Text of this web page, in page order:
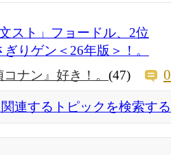
スト」フョードル、2位
りゲン＜26年版＞！。
ナン』好き！。 (47) 0
関連するトピックを検索する